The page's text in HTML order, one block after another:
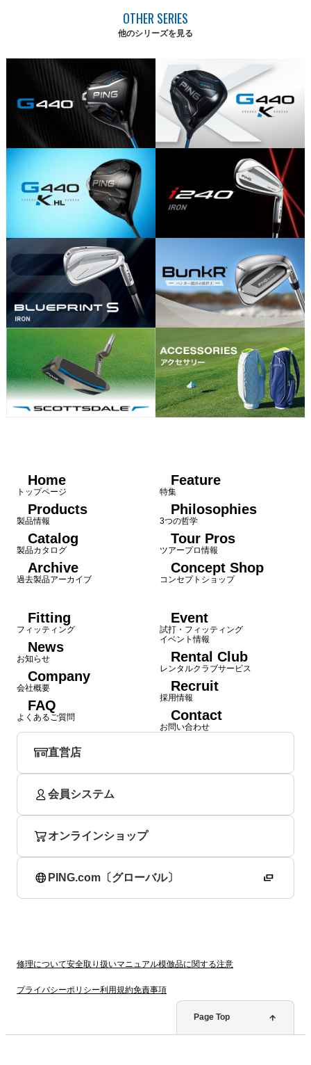
OTHER SERIES
他のシリーズを見る
Home
トップページ
Products
製品情報
Catalog
製品カタログ
Archive
過去製品アーカイブ
Feature
特集
Philosophies
3つの哲学
Tour Pros
ツアープロ情報
Concept Shop
コンセプトショップ
Fitting
フィッティング
News
お知らせ
Company
会社概要
FAQ
よくあるご質問
Event
試打・フィッティング
イベント情報
Rental Club
レンタルクラブサービス
Recruit
採用情報
Contact
お問い合わせ
直営店
会員システム
オンラインショップ
PING.com〔グローバル〕
修理について安全取り扱いマニュアル模倣品に関する注意
プライバシーポリシー利用規約免責事項
Page Top